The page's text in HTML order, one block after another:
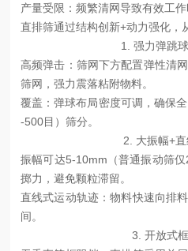
产量受限 ：频繁清网导致有效工
直排筛通过结构创新+动力强化 ，
1. 强力弹跳
高频弹击 ：筛网下方配置弹性清
筛网，强力震落粘附物料。
覆盖 ：弹球布局密度可调，确保
-500目）筛分。
2. 大振幅+
振幅可达5-10mm （普通振动筛仅
掷力，避免颗粒滞留。
直线式运动轨迹 ：物料快速向排
间。
3. 开放式